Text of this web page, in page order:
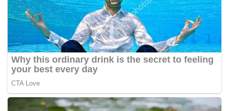
Faisal Ariff Kamil mungkin terlibat dalam ‘mengelirukan’
anak guamnya itu.
Uma Devi dalam keterangannya juga ada menyatakan
terdapat juga surat arahan oleh Nik Faisal Ariff Kamil
bertarikh 23 Jun 2014 bertajuk transfer instruction dan
mengesahkan bahawa itu adalah surat arahan kepada
AmBank untuk memindahkan RM3 juta daripada akaun
AmBank bernombor 211-202-201188-0 milik Najib.